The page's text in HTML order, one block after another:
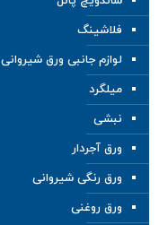
فلاشینگ
لوازم جانبی ورق شیروانی
میلگرد
نبشی
ورق آجردار
ورق رنگی شیروانی
ورق روغنی